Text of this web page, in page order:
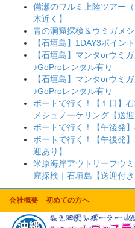
備瀬のワルミ上陸ツアー
木近く】
青の洞窟探検＆ウミガメ
【石垣島】1DAY3ポイン
【石垣島】マンタorウミ
♪GoProレンタル有り
【石垣島】マンタorウミ
♪GoProレンタル有り
ボートで行く！【１日】
メシュノーケリング【送迎
ボートで行く！【午後発
ボートで行く！【午後発
迎あり】
米原海岸アウトリーフウ
窟探検｜石垣島【送迎付き
会社概要 初めての方へ